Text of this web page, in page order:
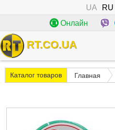
UA RU
Онлайн
RT.CO.UA
Каталог товаров Главная